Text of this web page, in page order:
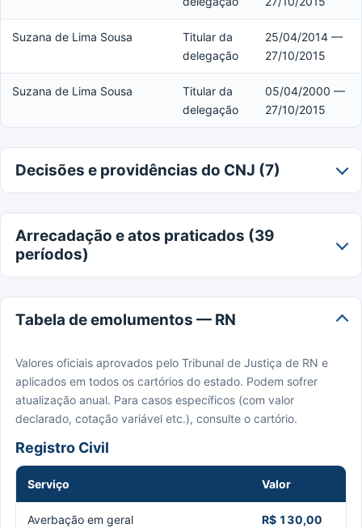
Suzana de Lima Sousa
Titular da
delegação
25/04/2014 —
27/10/2015
Suzana de Lima Sousa
Titular da
delegação
05/04/2000 —
27/10/2015
Decisões e providências do CNJ (7)
Arrecadação e atos praticados (39
períodos)
Tabela de emolumentos — RN
Valores oficiais aprovados pelo Tribunal de Justiça de RN e
aplicados em todos os cartórios do estado. Podem sofrer
atualização anual. Para casos específicos (com valor
declarado, cotação variável etc.), consulte o cartório.
Registro Civil
Serviço Valor
Averbação em geral R$ 130,00